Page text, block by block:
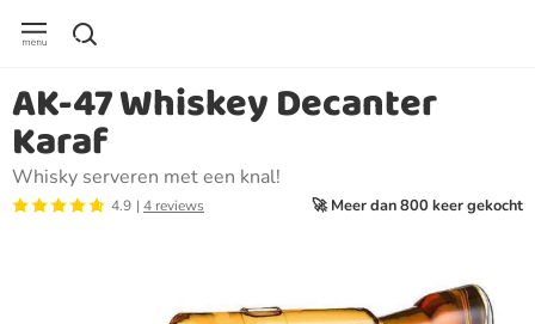
AK-47 Whiskey Decanter
Karaf
Whisky serveren met een knal!
4.9 4 reviews 🚀 Meer dan 800 keer gekocht